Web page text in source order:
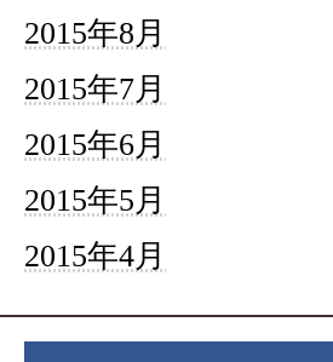
2015年8月
2015年7月
2015年6月
2015年5月
2015年4月